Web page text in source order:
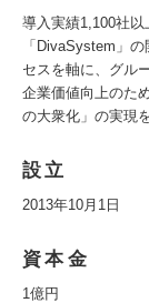
導入実績1,100社
「DivaSystem」
セスを軸に、グル
企業価値向上のた
の大衆化」の実現
設立
2013年10月1日
資本金
1億円